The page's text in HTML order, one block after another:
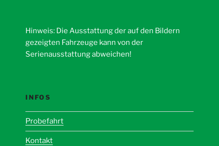
Hinweis: Die Ausstattung der auf den Bildern
gezeigten Fahrzeuge kann von der
Serienausstattung abweichen!
INFOS
Probefahrt
Kontakt